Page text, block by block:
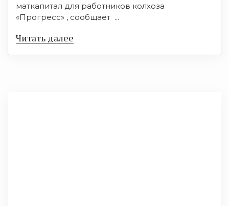
маткапитал для работников колхоза
«Прогресс» , сообщает ...
Читать далее